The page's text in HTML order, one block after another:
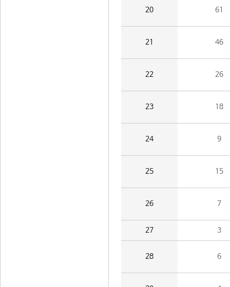
20 61
21 46
22 26
23 18
24 9
25 15
26 7
27 3
28 6